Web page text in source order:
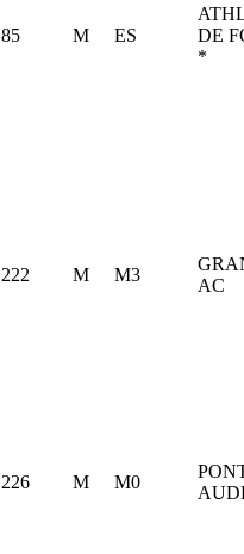
85 M ES
DE
*
222 M M3
AC
226 M M0